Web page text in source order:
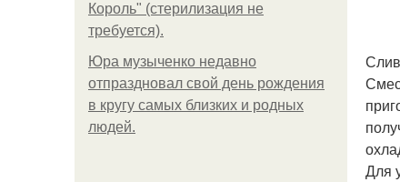
Король" (стерилизация не
требуется).
Юра музыченко недавно
отпраздновал свой день рождения
в кругу самых близких и родных
людей.
Для